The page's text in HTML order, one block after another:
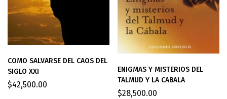
COMO SALVARSE DEL CAOS DEL
SIGLO XXI
$42,500.00
ENIGMAS Y MISTERIOS DEL
TALMUD Y LA CABALA
$28,500.00